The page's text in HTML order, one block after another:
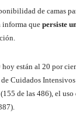
de camas
informa que persiste
hoy están al 20 por
Cuidados
de las 486), el